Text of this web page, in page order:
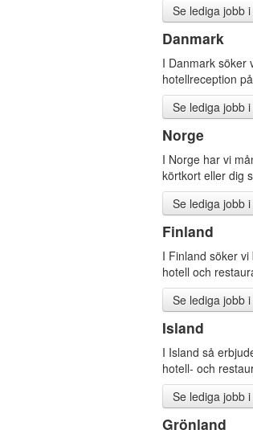
Se lediga jobb
Danmark
I Danmark söker
hotellreception
Se lediga jobb
Norge
I Norge har vi
körtkort eller dig
Se lediga jobb
Finland
I Finland söker
hotell och
Se lediga jobb
Island
I Island så
hotell- och
Se lediga jobb
Grönland